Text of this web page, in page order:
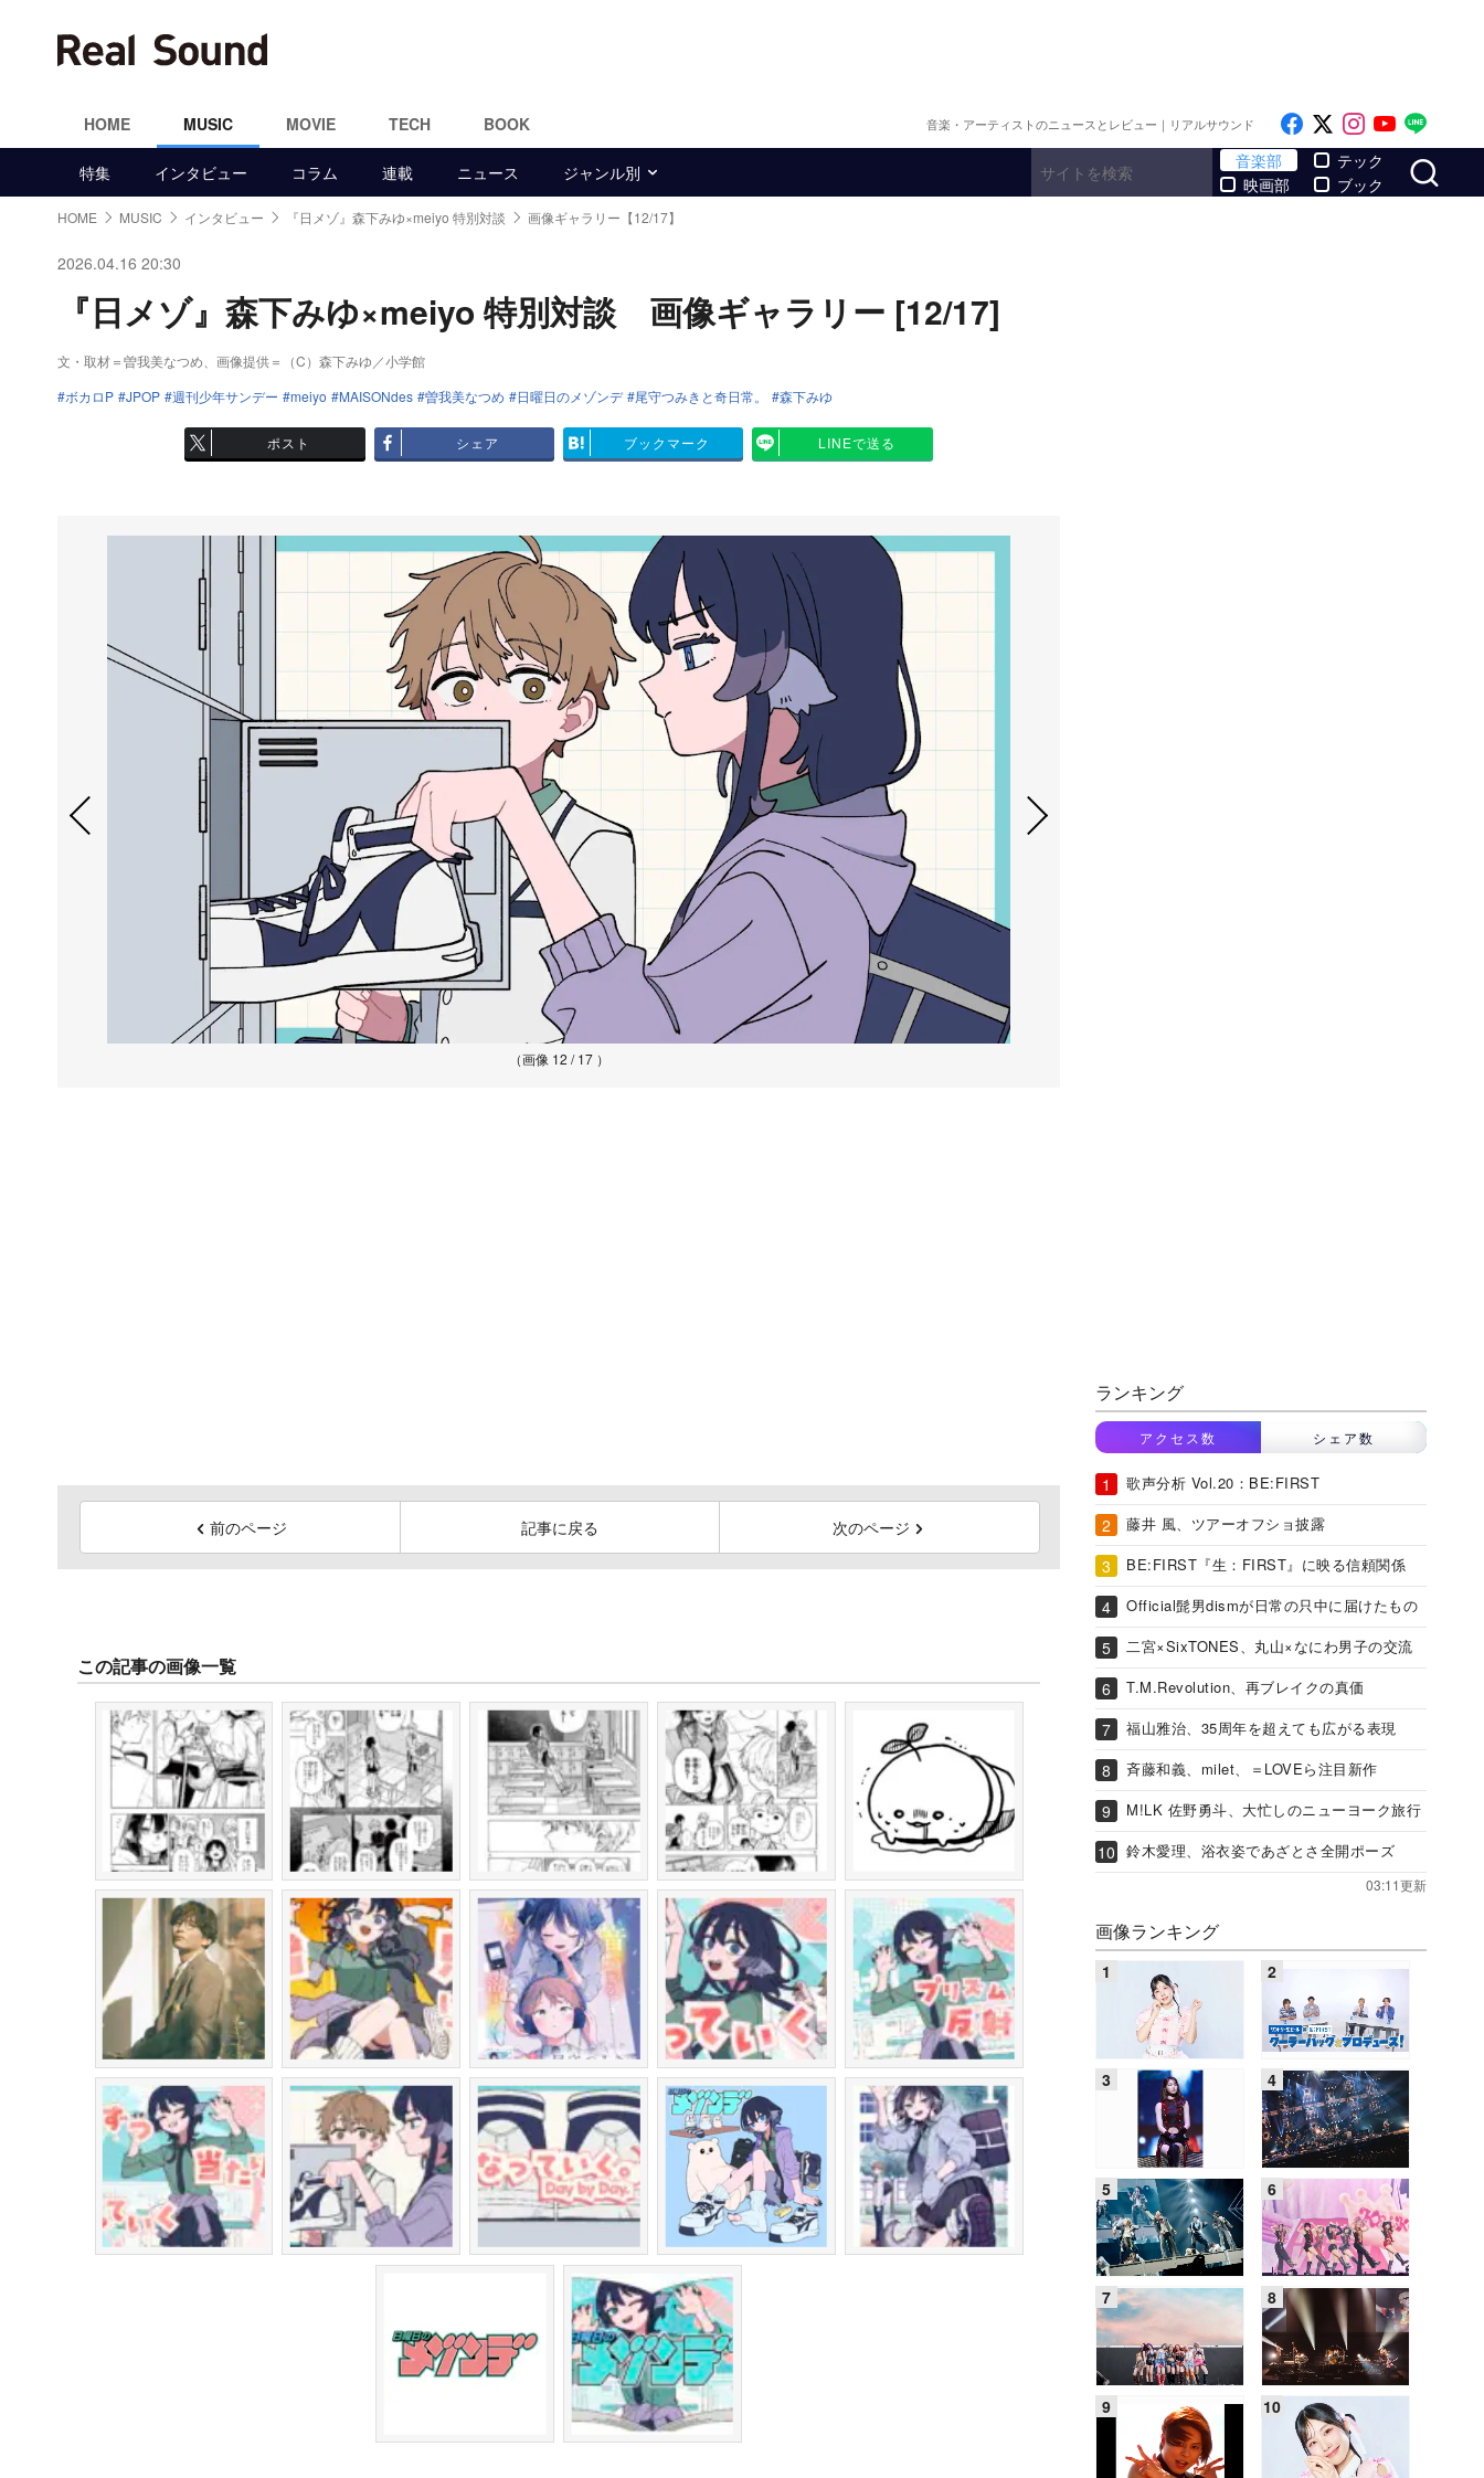
HOME MUSIC MOVIE TECH BOOK 音楽・アーティストのニュースとレビュー｜リアルサウンド Like on Facebook
Follow on x
Follow on
Follow
特集 インタビュー コラム 連載 ニュース ジャンル別
音楽部
映画部
テック
ブック
HOME MUSIC インタビュー 『日メゾ』森下みゆ×meiyo 特別対談 画像ギャラリー【12/17】
2026.04.16 20:30
『日メゾ』森下みゆ×meiyo 特別対談 画像ギャラリー [12/17]
文・取材＝曽我美なつめ、画像提供＝（C）森下みゆ／小学館
ボカロP
JPOP 週刊少年サンデー meiyo MAISONdes 曽我美なつめ 日曜日のメゾンデ 尾守つみきと奇日常。 森下みゆ
ポスト シェア ブックマーク LINEで送る
（画像 12 / 17 ）
前のページ 記事に戻る 次のページ
この記事の画像一覧
ランキング
アクセス数 シェア数
歌声分析 Vol.20：BE:FIRST
藤井 風、ツアーオフショ披露
BE:FIRST『生：FIRST』に映る信頼関係
Official髭男dismが日常の只中に届けたもの
二宮×SixTONES、丸山×なにわ男子の交流
T.M.Revolution、再ブレイクの真価
福山雅治、35周年を超えても広がる表現
斉藤和義、milet、＝LOVEら注目新作
M!LK 佐野勇斗、大忙しのニューヨーク旅行
鈴木愛理、浴衣姿であざとさ全開ポーズ
03:11更新
画像ランキング